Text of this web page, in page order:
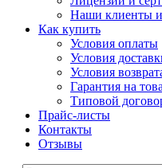
Наши клиенты
Как купить
Условия оплаты
Условия
Условия
Гарантия на
Типовой
Прайс-листы
Контакты
Отзывы